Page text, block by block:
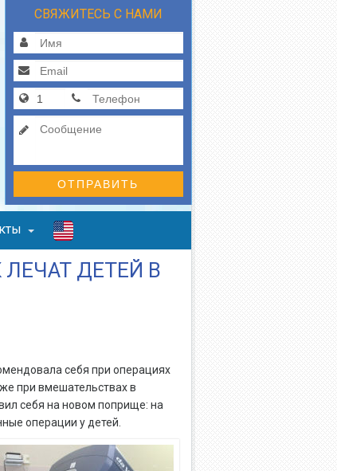
СВЯЖИТЕСЬ С НАМИ
ОТПРАВИТЬ
ДЕТЕЙ В
себя при операциях
при вмешательствах в
себя на новом поприще: на
операции у детей.